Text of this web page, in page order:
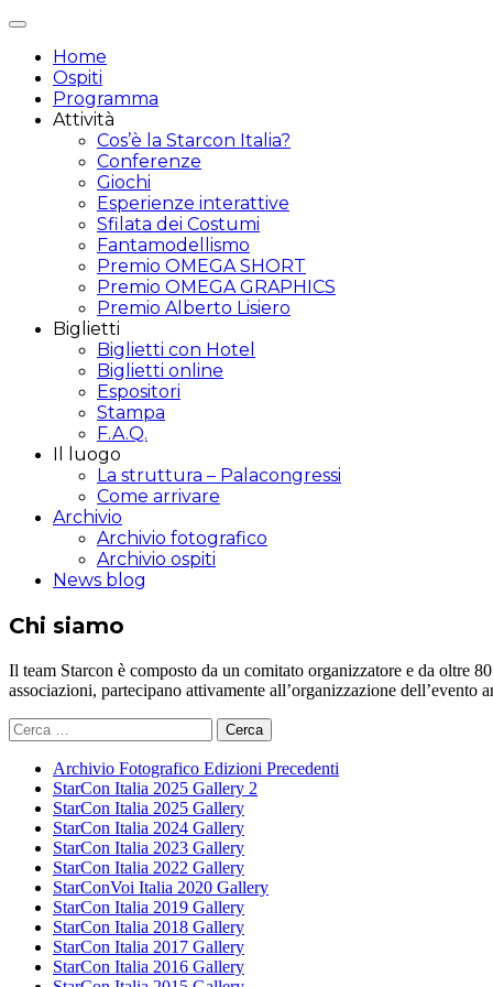
Attiva/disattiva
navigazione
Home
Ospiti
Programma
Attività
Cos’è la Starcon Italia?
Conferenze
Giochi
Esperienze interattive
Sfilata dei Costumi
Fantamodellismo
Premio OMEGA SHORT
Premio OMEGA GRAPHICS
Premio Alberto Lisiero
Biglietti
Biglietti con Hotel
Biglietti online
Espositori
Stampa
F.A.Q.
Il luogo
La struttura – Palacongressi
Come arrivare
Archivio
Archivio fotografico
Archivio ospiti
News blog
Chi siamo
Il team Starcon è composto da un comitato organizzatore e da oltre
associazioni, partecipano attivamente all’organizzazione
Ricerca
per:
Archivio Fotografico Edizioni Precedenti
StarCon Italia 2025 Gallery 2
StarCon Italia 2025 Gallery
StarCon Italia 2024 Gallery
StarCon Italia 2023 Gallery
StarCon Italia 2022 Gallery
StarConVoi Italia 2020 Gallery
StarCon Italia 2019 Gallery
StarCon Italia 2018 Gallery
StarCon Italia 2017 Gallery
StarCon Italia 2016 Gallery